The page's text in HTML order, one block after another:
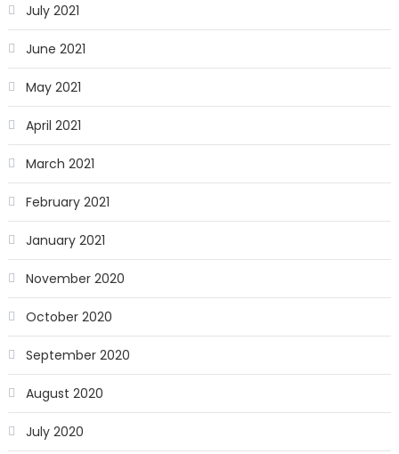
July 2021
June 2021
May 2021
April 2021
March 2021
February 2021
January 2021
November 2020
October 2020
September 2020
August 2020
July 2020